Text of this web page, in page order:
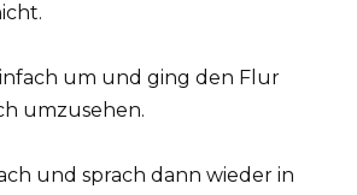
um und ging den Flur
umzusehen.
und sprach dann wieder in